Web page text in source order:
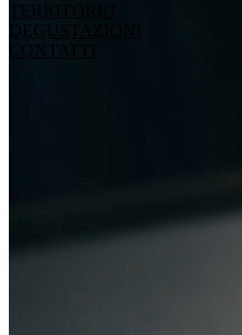
TERRITORIO
DEGUSTAZIONI
CONTATTI